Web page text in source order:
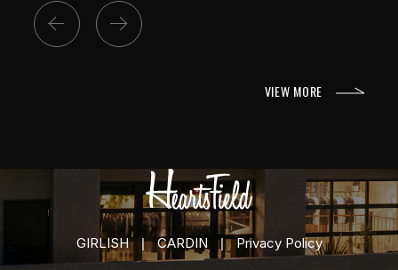
Previous Next
VIEW MORE
GIRLISH | CARDIN | Privacy Policy